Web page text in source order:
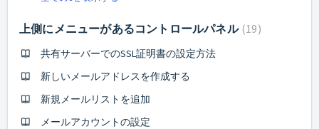
上側にメニューがあるコントロールパネル 19
共有サーバーでのSSL証明書の設定方法
新しいメールアドレスを作成する
新規メールリストを追加
メールアカウントの設定